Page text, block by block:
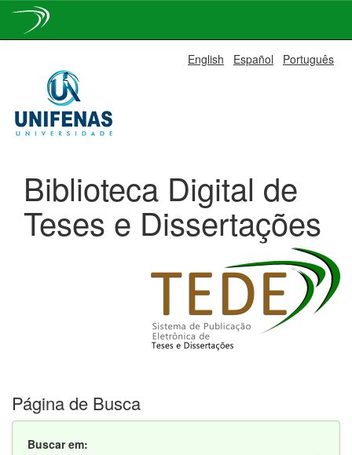
navigation
English Español Português
Biblioteca Digital de
Teses e Dissertações
Página de Busca
Buscar em: